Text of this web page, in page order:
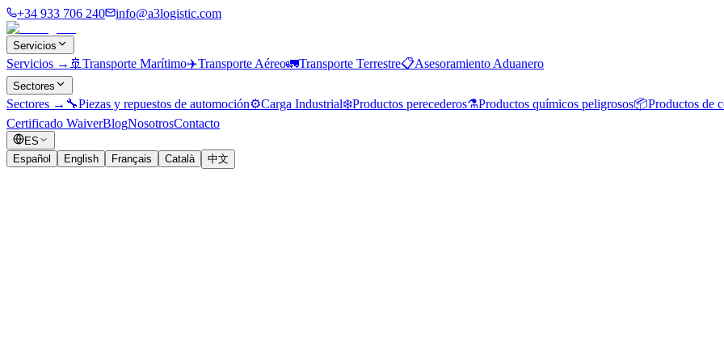
+34 933 706 240 info@a3logistic.com
Servicios
Servicios → 🚢 Transporte Marítimo✈️Transporte Aéreo🚛Transporte Terrestre📋Asesoramiento Aduanero
Sectores
Sectores → 🔧Piezas y repuestos de automoción⚙️Carga Industrial❄️Productos perecederos⚗️Productos químicos peligrosos📦Productos de
Certificado WaiverBlogNosotrosContacto
ES
Español
English Français Català 中文